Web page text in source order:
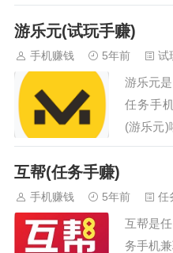
轻松赚
在家中
赚手机
接各种
册任务
转发分
游乐元(试玩手赚)
手机赚钱 5年前 试
游乐元
任务手
(游乐元)
下载即
款手机
APP内
安装游
互帮(任务手赚)
手机赚钱 5年前 任
互帮是
务手机